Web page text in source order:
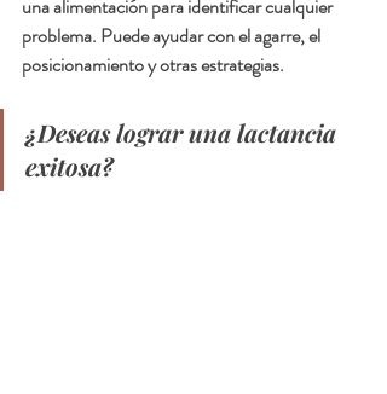
una alimentación para identificar cualquier
problema. Puede ayudar con el agarre, el
posicionamiento y otras estrategias.
¿Deseas lograr una lactancia
exitosa?